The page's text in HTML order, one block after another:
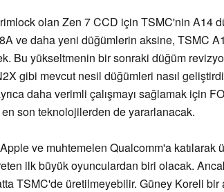
olan Zen 7 CCD için TSMC'nin A14
ve daha yeni düğümlerin aksine, TSMC
Bu yükseltmenin bir sonraki düğüm
gibi mevcut nesil düğümleri nasıl
daha verimli çalışmayı sağlamak için
son teknolojilerden de yararlanacak.
ve muhtemelen Qualcomm'a katılarak
ilk büyük oyunculardan biri olacak.
TSMC'de üretilmeyebilir. Güney Koreli bir